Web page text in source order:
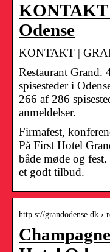
KONTAKT
Odense
KONTAKT |
Restaurant Grand.
spisesteder i
266 af 286
anmeldelser.
Firmafest,
På First Hotel
både møde og
et godt tilbud.
http s://grandodense.dk ›